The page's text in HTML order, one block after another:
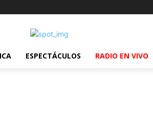
ESPECTÁCULOS RADIO EN VIVO